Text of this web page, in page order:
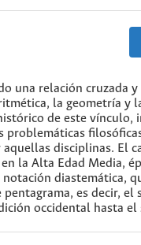
una relación cruzada y
la geometría y
de este vínculo,
problemáticas
disciplinas. El
la Alta Edad Media,
diastemática,
es decir, el
occidental hasta el